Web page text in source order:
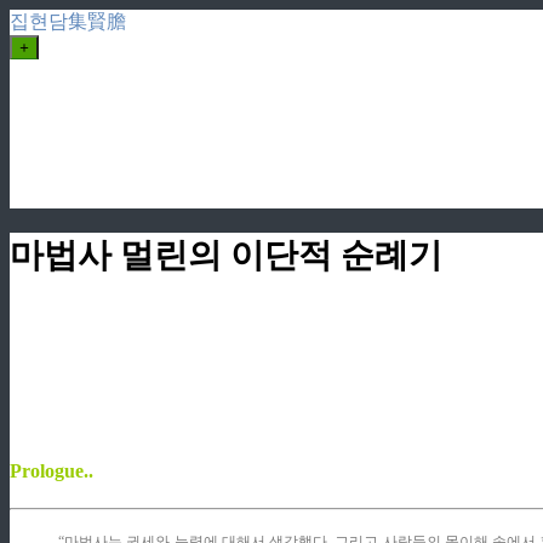
집현담集賢膽
+
마법사 멀린의 이단적 순례기
Prologue..